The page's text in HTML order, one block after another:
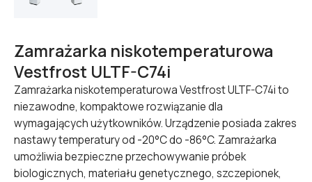
Zamrażarka niskotemperaturowa
Vestfrost ULTF-C74i
Zamrażarka niskotemperaturowa Vestfrost ULTF-C74i to
niezawodne, kompaktowe rozwiązanie dla
wymagających użytkowników. Urządzenie posiada zakres
nastawy temperatury od -20°C do -86°C. Zamrażarka
umożliwia bezpieczne przechowywanie próbek
biologicznych, materiału genetycznego, szczepionek,